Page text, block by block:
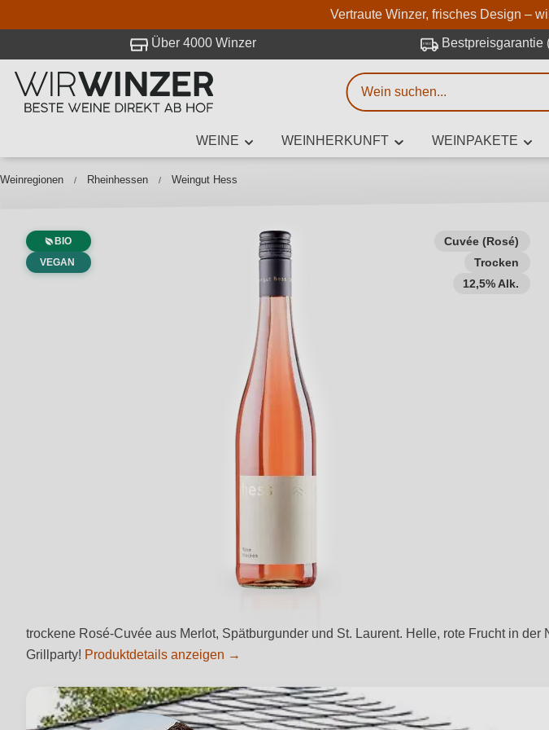
Vertraute Winzer, frisches Design –
Über 4000 Winzer Bestpreisgarantie
WEINE WEINHERKUNFT WEINPAKETE
Weinregionen Rheinhessen Weingut Hess
Cuvée (Rosé)
Trocken
12,5% Alk.
BIO
VEGAN
trockene Rosé-Cuvée aus Merlot, Spätburgunder und St. Laurent. Helle, rote Frucht in
Grillparty! Produktdetails anzeigen →
Weinsuche
Mindestens 3 Zeichen eingeben
Beschreiben Sie, welchen Wein Sie
Rebsorte, Region,
bei WirWinzer.